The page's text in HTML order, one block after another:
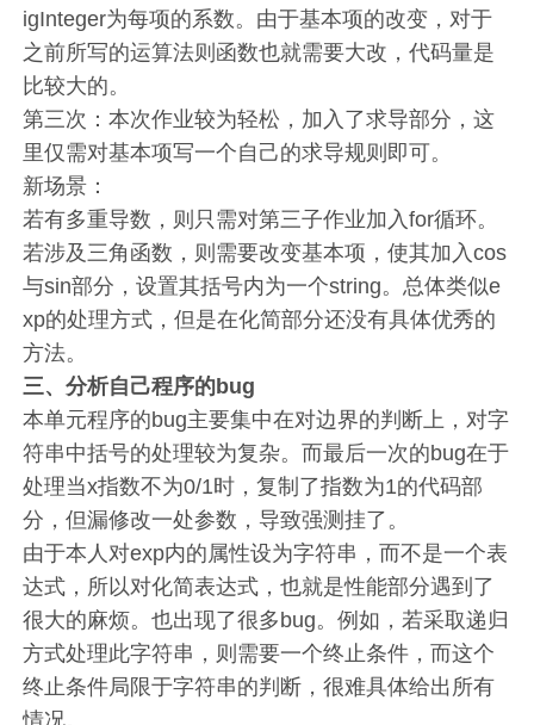
igInteger为每项的系数。由于基本项的改变，对于
之前所写的运算法则函数也就需要大改，代码量是
比较大的。
第三次：本次作业较为轻松，加入了求导部分，这
里仅需对基本项写一个自己的求导规则即可。
新场景：
若有多重导数，则只需对第三子作业加入for循环。
若涉及三角函数，则需要改变基本项，使其加入cos
与sin部分，设置其括号内为一个string。总体类似e
xp的处理方式，但是在化简部分还没有具体优秀的
方法。
三、分析自己程序的bug
本单元程序的bug主要集中在对边界的判断上，对字
符串中括号的处理较为复杂。而最后一次的bug在于
处理当x指数不为0/1时，复制了指数为1的代码部
分，但漏修改一处参数，导致强测挂了。
由于本人对exp内的属性设为字符串，而不是一个表
达式，所以对化简表达式，也就是性能部分遇到了
很大的麻烦。也出现了很多bug。例如，若采取递归
方式处理此字符串，则需要一个终止条件，而这个
终止条件局限于字符串的判断，很难具体给出所有